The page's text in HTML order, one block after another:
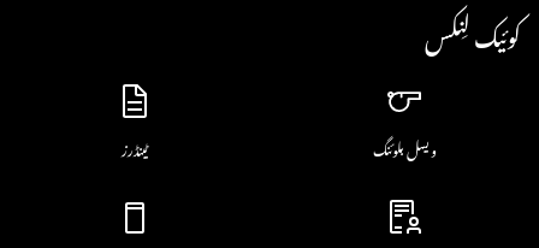
کوئیک لِنکس
ویسل بلوئنگ ٹینڈرز